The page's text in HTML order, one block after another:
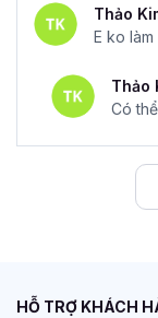
Thảo
E ko
Thảo
Có
HỖ TRỢ KHÁCH